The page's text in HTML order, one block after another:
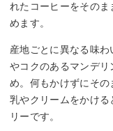
れたコーヒーをその
めます。
産地ごとに異なる味
やコクのあるマンデ
め。何もかけずにそ
乳やクリームをかけ
リーです。